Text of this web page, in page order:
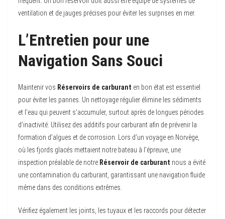
ventilation et de jauges précises pour éviter les surprises en mer.
L’Entretien pour une
Navigation Sans Souci
Maintenir vos Réservoirs de carburant en bon état est essentiel
pour éviter les pannes. Un nettoyage régulier élimine les sédiments
et l’eau qui peuvent s’accumuler, surtout après de longues périodes
d’inactivité. Utilisez des additifs pour carburant afin de prévenir la
formation d’algues et de corrosion. Lors d’un voyage en Norvège,
où les fjords glacés mettaient notre bateau à l’épreuve, une
inspection préalable de notre Réservoir de carburant nous a évité
une contamination du carburant, garantissant une navigation fluide
même dans des conditions extrêmes.
Vérifiez également les joints, les tuyaux et les raccords pour détecter